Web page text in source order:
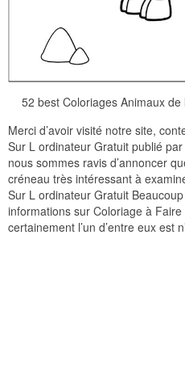
52 best Coloriages Animaux
Merci d’avoir visité notre site,
Sur L ordinateur Gratuit publié par
nous sommes ravis d’annoncer
créneau très intéressant à
Sur L ordinateur Gratuit
informations sur Coloriage à
certainement l’un d’entre eux est